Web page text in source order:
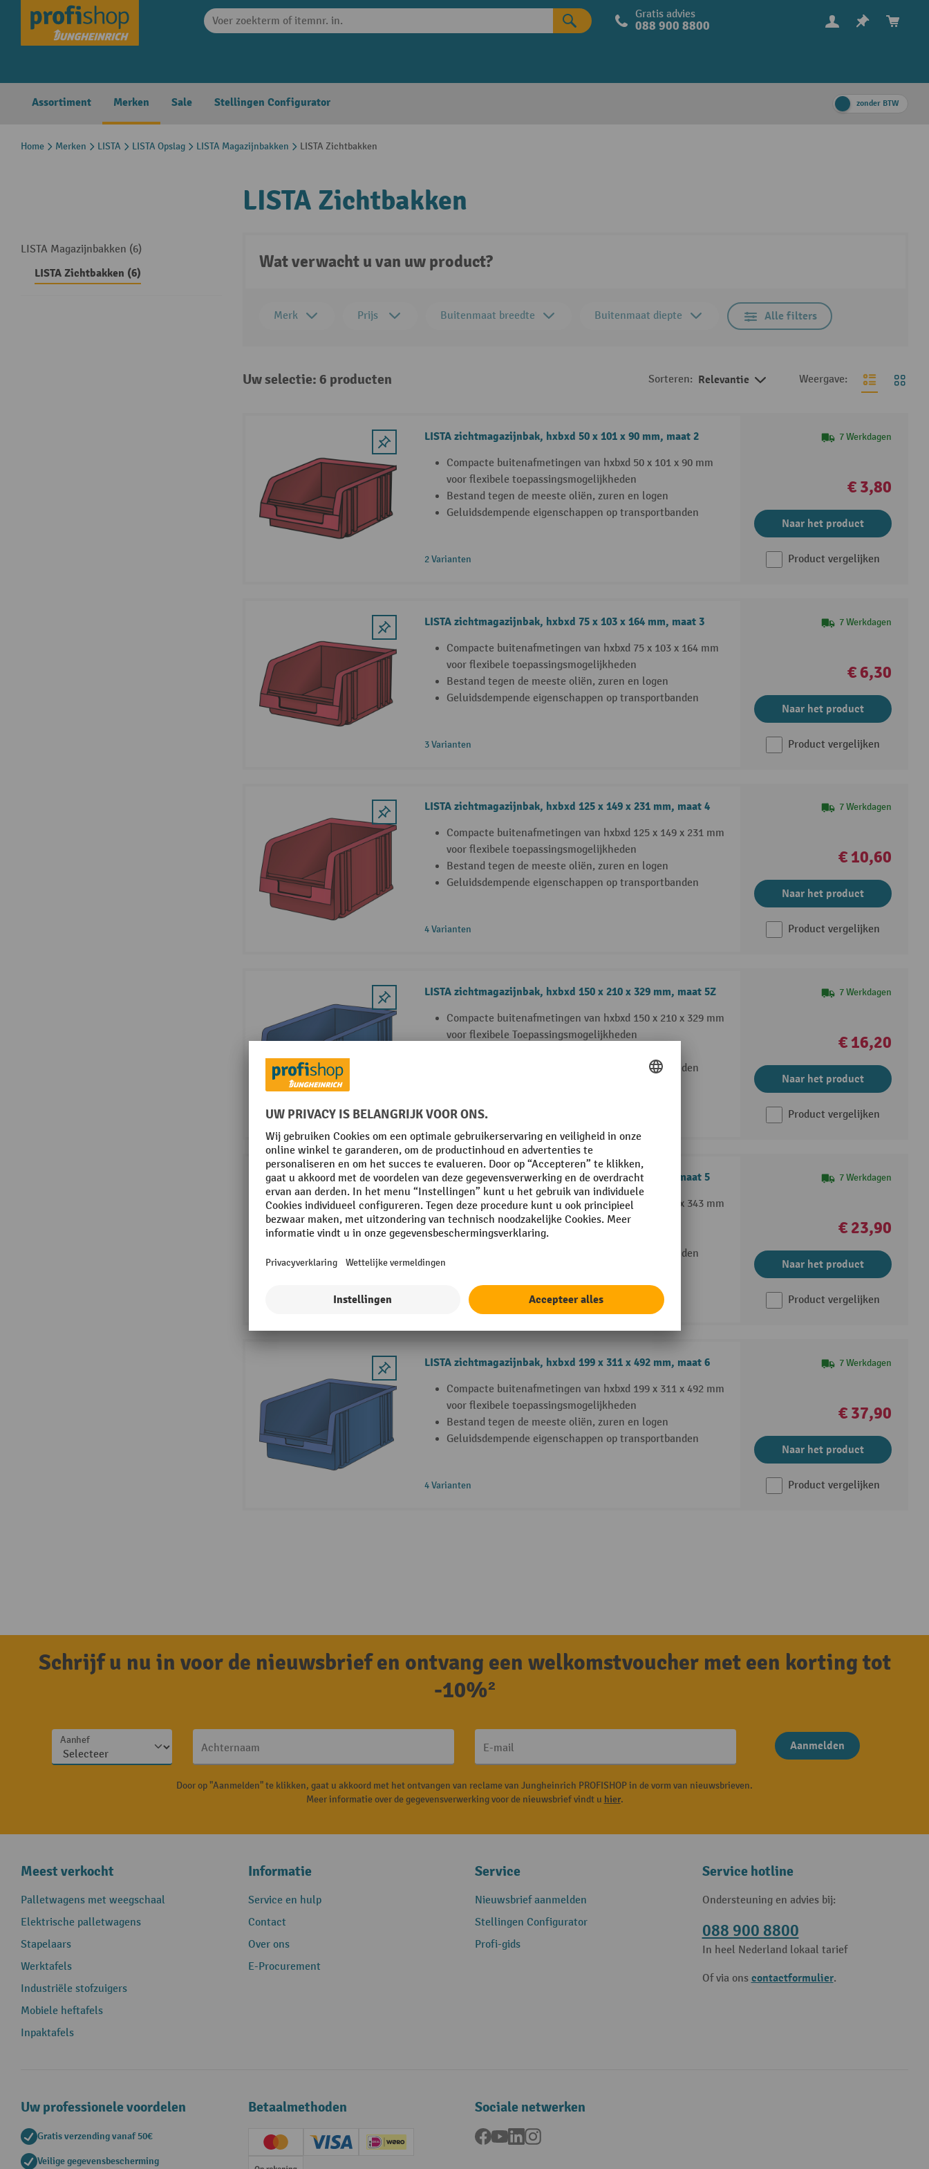
Skip to main navigation Gratis advies
088 900 8800
Assortiment Merken Sale Stellingen Configurator zonder BTW
Home Merken LISTA LISTA Opslag LISTA Magazijnbakken LISTA Zichtbakken
LISTA Magazijnbakken (6)
LISTA Zichtbakken (6)
LISTA Zichtbakken
Wat verwacht u van uw product?
Merk Prijs Buitenmaat breedte Buitenmaat diepte Alle filters
Uw selectie: 6 producten Sorteren: Relevantie Weergave:
LISTA zichtmagazijnbak, hxbxd 50 x 101 x 90 mm, maat 2
Compacte buitenafmetingen van hxbxd 50 x 101 x 90 mm
voor flexibele toepassingsmogelijkheden
Bestand tegen de meeste oliën, zuren en logen
Geluidsdempende eigenschappen op transportbanden
2 Varianten
7 Werkdagen
€ 3,80
Naar het product
Product vergelijken
LISTA zichtmagazijnbak, hxbxd 75 x 103 x 164 mm, maat 3
Compacte buitenafmetingen van hxbxd 75 x 103 x 164 mm
voor flexibele toepassingsmogelijkheden
Bestand tegen de meeste oliën, zuren en logen
Geluidsdempende eigenschappen op transportbanden
3 Varianten
7 Werkdagen
€ 6,30
Naar het product
Product vergelijken
LISTA zichtmagazijnbak, hxbxd 125 x 149 x 231 mm, maat 4
Compacte buitenafmetingen van hxbxd 125 x 149 x 231 mm
voor flexibele toepassingsmogelijkheden
Bestand tegen de meeste oliën, zuren en logen
Geluidsdempende eigenschappen op transportbanden
4 Varianten
7 Werkdagen
€ 10,60
Naar het product
Product vergelijken
LISTA zichtmagazijnbak, hxbxd 150 x 210 x 329 mm, maat 5Z
Compacte buitenafmetingen van hxbxd 150 x 210 x 329 mm
voor flexibele Toepassingsmogelijkheden
Geluidsdempende eigenschappen op transportbanden
3 Varianten
7 Werkdagen
€ 16,20
Naar het product
Product vergelijken
LISTA zichtmagazijnbak, hxbxd 198 x 210 x 343 mm, maat 5
Compacte buitenafmetingen van hxbxd 198 x 210 x 343 mm
voor flexibele Toepassingsmogelijkheden
Bestand tegen de meeste oliën, zuren en logen
Geluidsdempende eigenschappen op transportbanden
4 Varianten
7 Werkdagen
€ 23,90
Naar het product
Product vergelijken
LISTA zichtmagazijnbak, hxbxd 199 x 311 x 492 mm, maat 6
Compacte buitenafmetingen van hxbxd 199 x 311 x 492 mm
voor flexibele toepassingsmogelijkheden
Bestand tegen de meeste oliën, zuren en logen
Geluidsdempende eigenschappen op transportbanden
4 Varianten
7 Werkdagen
€ 37,90
Naar het product
Product vergelijken
Schrijf u nu in voor de nieuwsbrief en ontvang een welkomstvoucher met een korting tot
-10%²
Aanhef
Achternaam E-mail Aanmelden
Door op "Aanmelden" te klikken, gaat u akkoord met het ontvangen van reclame van Jungheinrich PROFISHOP in de vorm van nieuwsbrieven.
Meer informatie over de gegevensverwerking voor de nieuwsbrief vindt u hier.
Meest verkocht
Palletwagens met weegschaal
Elektrische palletwagens
Stapelaars
Werktafels
Industriële stofzuigers
Mobiele heftafels
Inpaktafels
Informatie
Service en hulp
Contact
Over ons
E-Procurement
Service
Nieuwsbrief aanmelden
Stellingen Configurator
Profi-gids
Service hotline
Ondersteuning en advies bij:
088 900 8800
In heel Nederland lokaal tarief
Of via ons contactformulier.
Uw professionele voordelen
Gratis verzending vanaf 50€
Veilige gegevensbescherming
Betaalmethoden
Creditcard (Master)Creditcard (Visa)iDEAL | Wero
Sociale netwerken
Facebook
YouTubeLinkedInInstagram